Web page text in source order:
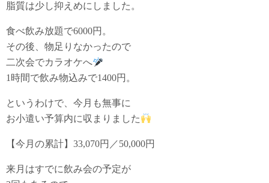
脂質は少し抑えめにしました。
食べ飲み放題で6000円。
その後、物足りなかったので
二次会でカラオケへ
1時間で飲み物込みで1400円。
というわけで、今月も無事に
お小遣い予算内に収まりました
【今月の累計】33,070円／50,000円
来月はすでに飲み会の予定が